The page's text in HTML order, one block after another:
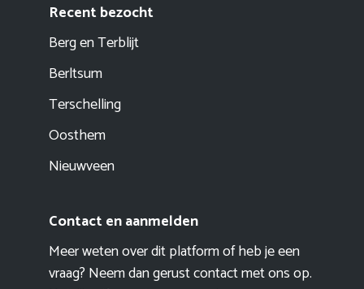
Recent bezocht
Berg en Terblijt
Berltsum
Terschelling
Oosthem
Nieuwveen
Contact en aanmelden
Meer weten over dit platform of heb je een
vraag? Neem dan gerust contact met ons op.